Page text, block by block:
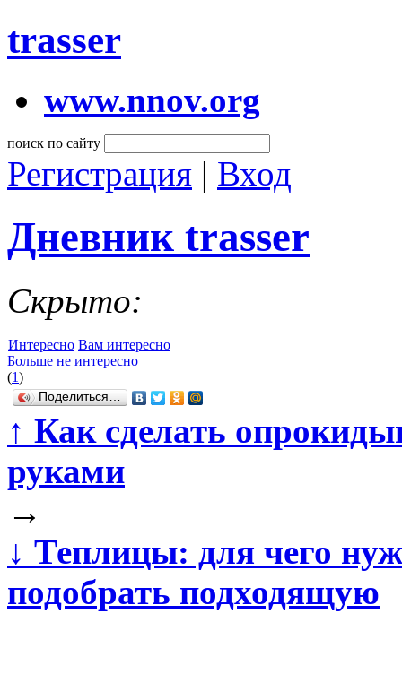
trasser
www.nnov.org
поиск по сайту
Регистрация | Вход
Дневник trasser
Скрыто:
Интересно Вам интересно
Больше не интересно
(1)
Поделиться…
↑ Как сделать
руками
→
↓ Теплицы: для чего
подобрать подходящую